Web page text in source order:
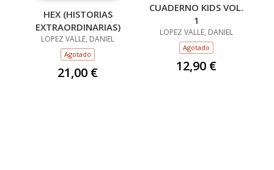
HEX (HISTORIAS
EXTRAORDINARIAS)
LOPEZ VALLE, DANIEL
Agotado
21,00 €
CUADERNO KIDS VOL.
1
LOPEZ VALLE, DANIEL
Agotado
12,90 €